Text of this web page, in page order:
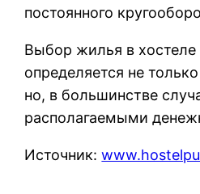
постоянного
Выбор жилья в
определяется не
но, в большинстве
располагаемыми
Источник: